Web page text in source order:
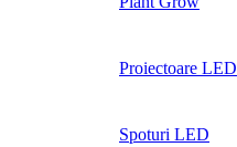
Proiectoare LED
Spoturi LED